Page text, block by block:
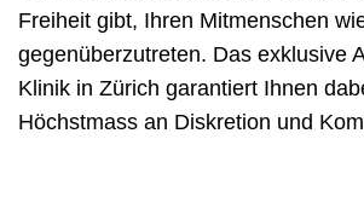
Freiheit gibt, Ihren Mitmenschen
gegenüberzutreten. Das exklusive
Klinik in Zürich garantiert Ihnen
Höchstmass an Diskretion und